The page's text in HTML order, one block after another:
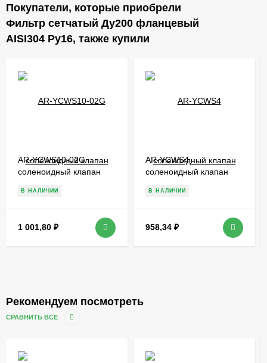
Покупатели, которые приобрели
Фильтр сетчатый Ду200 фланцевый
AISI304 Ру16, также купили
AR-YCWS10-02G
соленоидный клапан
В НАЛИЧИИ
1 001,80 ₽
AR-YCWS4
соленоидный клапан
В НАЛИЧИИ
958,34 ₽
Рекомендуем посмотреть
СРАВНИТЬ ВСЕ